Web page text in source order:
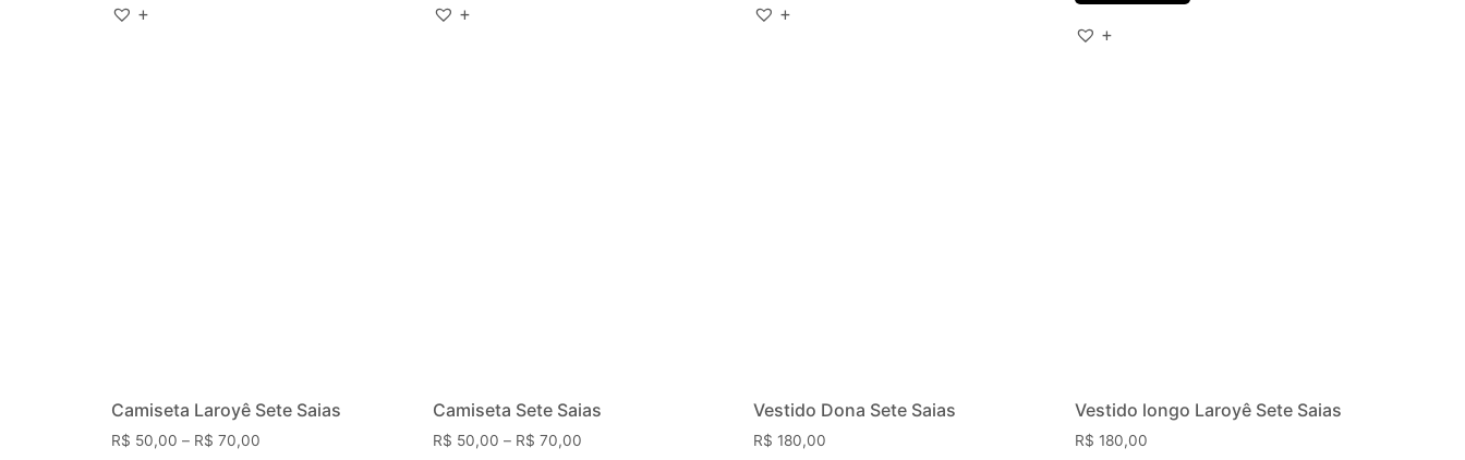
+ + +
+
Camiseta Laroyê Sete Saias
R$ 50,00 – R$ 70,00
Camiseta Sete Saias
R$ 50,00 – R$ 70,00
Vestido Dona Sete Saias
R$ 180,00
Vestido longo Laroyê Sete Saias
R$ 180,00